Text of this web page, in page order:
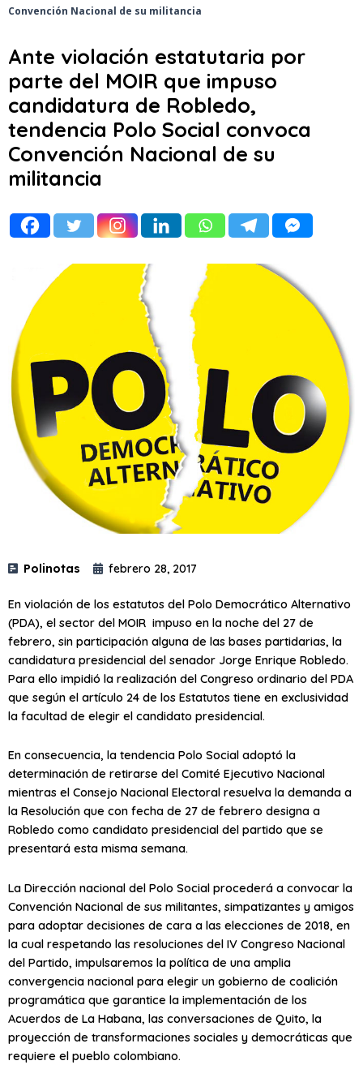
Convención Nacional de su militancia
Ante violación estatutaria por
parte del MOIR que impuso
candidatura de Robledo,
tendencia Polo Social convoca
Convención Nacional de su
militancia
Polinotas febrero 28, 2017
En violación de los estatutos del Polo Democrático Alternativo
(PDA), el sector del MOIR impuso en la noche del 27 de
febrero, sin participación alguna de las bases partidarias, la
candidatura presidencial del senador Jorge Enrique Robledo.
Para ello impidió la realización del Congreso ordinario del PDA
que según el artículo 24 de los Estatutos tiene en exclusividad
la facultad de elegir el candidato presidencial.
En consecuencia, la tendencia Polo Social adoptó la
determinación de retirarse del Comité Ejecutivo Nacional
mientras el Consejo Nacional Electoral resuelva la demanda a
la Resolución que con fecha de 27 de febrero designa a
Robledo como candidato presidencial del partido que se
presentará esta misma semana.
La Dirección nacional del Polo Social procederá a convocar la
Convención Nacional de sus militantes, simpatizantes y amigos
para adoptar decisiones de cara a las elecciones de 2018, en
la cual respetando las resoluciones del IV Congreso Nacional
del Partido, impulsaremos la política de una amplia
convergencia nacional para elegir un gobierno de coalición
programática que garantice la implementación de los
Acuerdos de La Habana, las conversaciones de Quito, la
proyección de transformaciones sociales y democráticas que
requiere el pueblo colombiano.